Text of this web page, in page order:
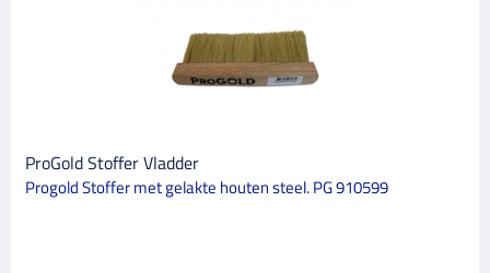
ProGold Stoffer Vladder
Progold Stoffer met gelakte houten steel. PG 910599